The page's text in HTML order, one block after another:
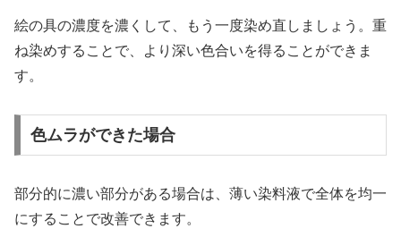
絵の具の濃度を濃くして、もう一度染め直しましょう。重
ね染めすることで、より深い色合いを得ることができま
す。
色ムラができた場合
部分的に濃い部分がある場合は、薄い染料液で全体を均一
にすることで改善できます。